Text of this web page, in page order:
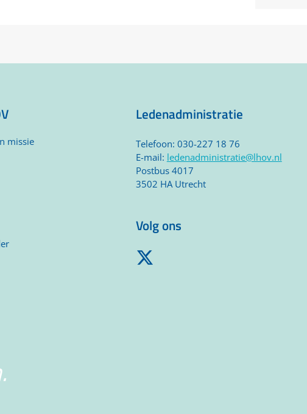
missie
Ledenadministratie
Telefoon: 030-227 18 76
E-mail: ledenadministratie@lhov.nl
Postbus 4017
3502 HA Utrecht
Volg ons